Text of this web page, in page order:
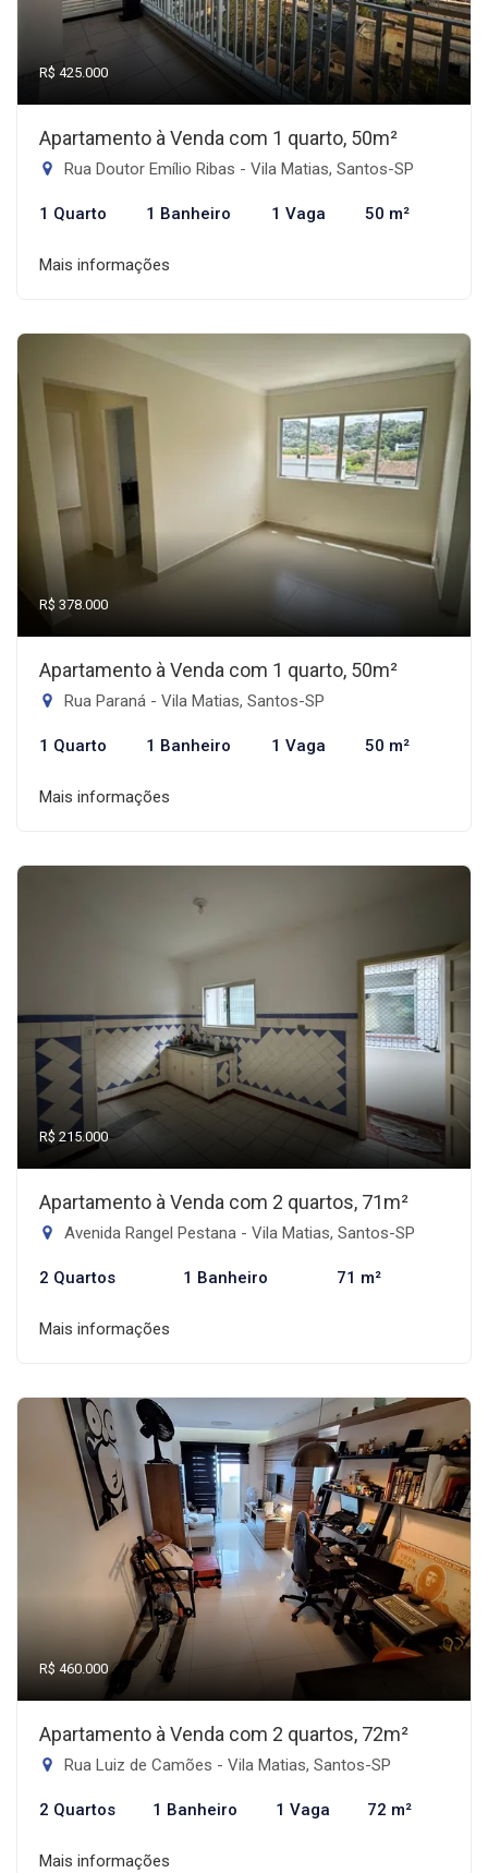
R$ 425.000
Apartamento à Venda com 1 quarto, 50m²
Rua Doutor Emílio Ribas - Vila Matias, Santos-SP
1 Quarto 1 Banheiro 1 Vaga 50 m²
Mais informações
R$ 378.000
Apartamento à Venda com 1 quarto, 50m²
Rua Paraná - Vila Matias, Santos-SP
1 Quarto 1 Banheiro 1 Vaga 50 m²
Mais informações
R$ 215.000
Apartamento à Venda com 2 quartos, 71m²
Avenida Rangel Pestana - Vila Matias, Santos-SP
2 Quartos 1 Banheiro 71 m²
Mais informações
R$ 460.000
Apartamento à Venda com 2 quartos, 72m²
Rua Luiz de Camões - Vila Matias, Santos-SP
2 Quartos 1 Banheiro 1 Vaga 72 m²
Mais informações